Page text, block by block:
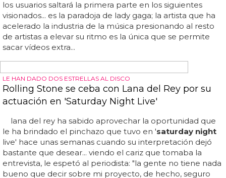
En 'saturday nightlive' se estrenó imitando, de forma
genial, a nuestra penélope cruz en un falso anuncio de
pantene junto a sofia vergara... hace unas pocas
semanas 'saturday nightlive' presento una nueva actriz
en su reparto, la cómica kate mckinnon, que se convierte
show', un programa creado por rosie o'donnell y en el
que colaboró con jonny mcgovern... te dejamos con un
divertido sketch que rodó hace ya 5 años sobre el
lesbiana (las primeras fueron terry sweeney y danitra
vance en 1985) pero es la pionera en no esconderlo y en
mostrarse abiertamente, siendo activista e incluyendo el
tema en...